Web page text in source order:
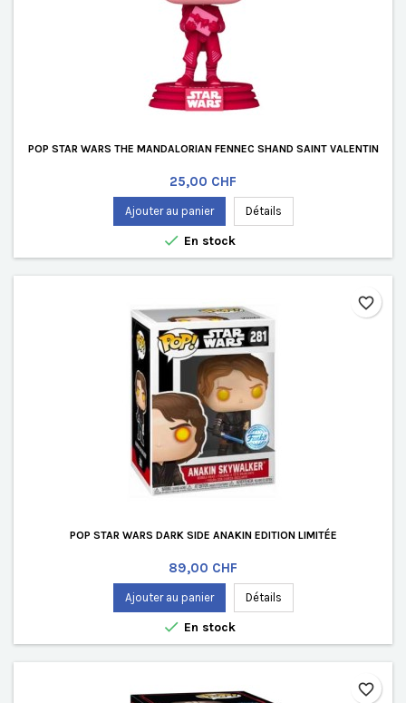
POP STAR WARS THE MANDALORIAN FENNEC SHAND SAINT VALENTIN
Prix
25,00 CHF
Ajouter au panier Détails
 En stock
POP STAR WARS DARK SIDE ANAKIN EDITION LIMITÉE
Prix
89,00 CHF
Ajouter au panier Détails
 En stock
favorite_border
favorite_border